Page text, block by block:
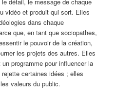
vidéo et produit qui sort. Elles
dans chaque
que, en tant que sociopathes,
le pouvoir de la création,
les projets des autres. Elles
programme pour influencer la
certaines idées ; elles
valeurs du public.